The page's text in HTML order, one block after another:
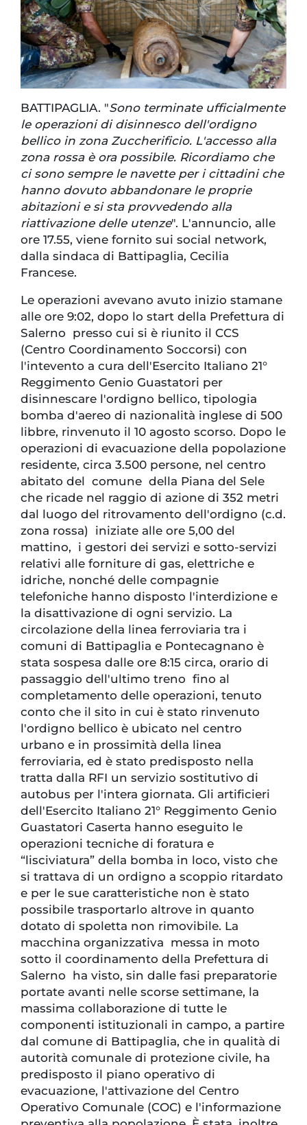
BATTIPAGLIA. "Sono terminate ufficialmente
le operazioni di disinnesco dell'ordigno
bellico in zona Zuccherificio. L'accesso alla
zona rossa è ora possibile. Ricordiamo che
ci sono sempre le navette per i cittadini che
hanno dovuto abbandonare le proprie
abitazioni e si sta provvedendo alla
riattivazione delle utenze". L'annuncio, alle
ore 17.55, viene fornito sui social network,
dalla sindaca di Battipaglia, Cecilia
Francese.
Le operazioni avevano avuto inizio stamane
alle ore 9:02, dopo lo start della Prefettura di
Salerno presso cui si è riunito il CCS
(Centro Coordinamento Soccorsi) con
l'intevento a cura dell'Esercito Italiano 21°
Reggimento Genio Guastatori per
disinnescare l'ordigno bellico, tipologia
bomba d'aereo di nazionalità inglese di 500
libbre, rinvenuto il 10 agosto scorso. Dopo le
operazioni di evacuazione della popolazione
residente, circa 3.500 persone, nel centro
abitato del comune della Piana del Sele
che ricade nel raggio di azione di 352 metri
dal luogo del ritrovamento dell'ordigno (c.d.
zona rossa) iniziate alle ore 5,00 del
mattino, i gestori dei servizi e sotto-servizi
relativi alle forniture di gas, elettriche e
idriche, nonché delle compagnie
telefoniche hanno disposto l'interdizione e
la disattivazione di ogni servizio. La
circolazione della linea ferroviaria tra i
comuni di Battipaglia e Pontecagnano è
stata sospesa dalle ore 8:15 circa, orario di
passaggio dell'ultimo treno fino al
completamento delle operazioni, tenuto
conto che il sito in cui è stato rinvenuto
l'ordigno bellico è ubicato nel centro
urbano e in prossimità della linea
ferroviaria, ed è stato predisposto nella
tratta dalla RFI un servizio sostitutivo di
autobus per l'intera giornata. Gli artificieri
dell'Esercito Italiano 21° Reggimento Genio
Guastatori Caserta hanno eseguito le
operazioni tecniche di foratura e
“lisciviatura” della bomba in loco, visto che
si trattava di un ordigno a scoppio ritardato
e per le sue caratteristiche non è stato
possibile trasportarlo altrove in quanto
dotato di spoletta non rimovibile. La
macchina organizzativa messa in moto
sotto il coordinamento della Prefettura di
Salerno ha visto, sin dalle fasi preparatorie
portate avanti nelle scorse settimane, la
massima collaborazione di tutte le
componenti istituzionali in campo, a partire
dal comune di Battipaglia, che in qualità di
autorità comunale di protezione civile, ha
predisposto il piano operativo di
evacuazione, l'attivazione del Centro
Operativo Comunale (COC) e l'informazione